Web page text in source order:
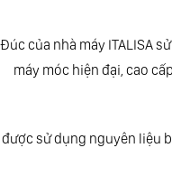
của nhà máy ITALISA
máy móc hiện đại, cao cấp
được sử dụng nguyên liệu